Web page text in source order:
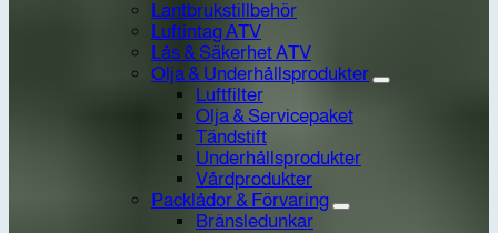
Lantbrukstillbehör
Luftintag ATV
Lås & Säkerhet ATV
Olja & Underhållsprodukter
Luftfilter
Olja & Servicepaket
Tändstift
Underhållsprodukter
Vårdprodukter
Packlådor & Förvaring
Bränsledunkar